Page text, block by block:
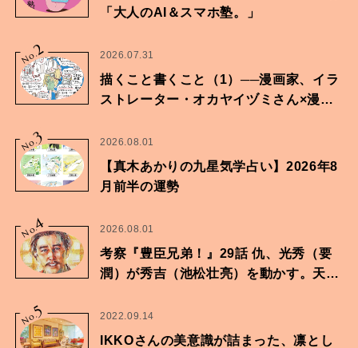
「大人のAI＆スマホ塾。」
No.2 2026.07.31
描くこと書くこと（1）──漫画家、イラ
ストレーター・オカヤイヅミさん×漫画
No.
3 2026.08.01
【真木あかりの九星気学占い】2026年8
月前半の運勢
No.
4 2026.08.01
考察『豊臣兄弟！』29話 仇、光秀（要
潤）が秀吉（池松壮亮）を動かす。天下
No.
5 2022.09.14
IKKOさんの美意識が詰まった、凛とし